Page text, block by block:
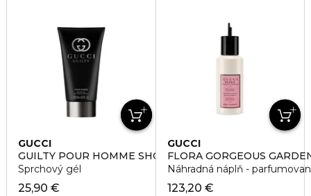
GUCCI
GUILTY POUR HOMME SHOWER GEL
Sprchový gél
25,90 €
GUCCI
FLORA GORGEOUS
Náhradná náplň -
123,20 €